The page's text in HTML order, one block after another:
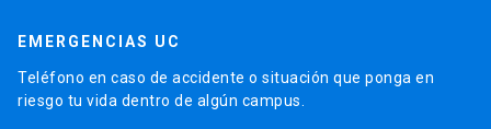
EMERGENCIAS UC
Teléfono en caso de accidente o situación que ponga en
riesgo tu vida dentro de algún campus.